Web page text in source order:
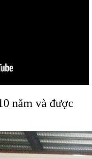
năm và được